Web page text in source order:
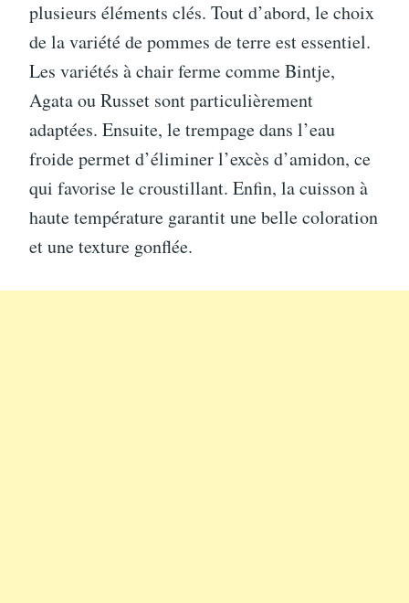
plusieurs éléments clés. Tout d’abord, le choix
de la variété de pommes de terre est essentiel.
Les variétés à chair ferme comme Bintje,
Agata ou Russet sont particulièrement
adaptées. Ensuite, le trempage dans l’eau
froide permet d’éliminer l’excès d’amidon, ce
qui favorise le croustillant. Enfin, la cuisson à
haute température garantit une belle coloration
et une texture gonflée.